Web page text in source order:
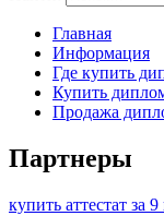
Главная
Информация
Где купить
Купить
Продажа
Партнеры
купить аттестат за 9